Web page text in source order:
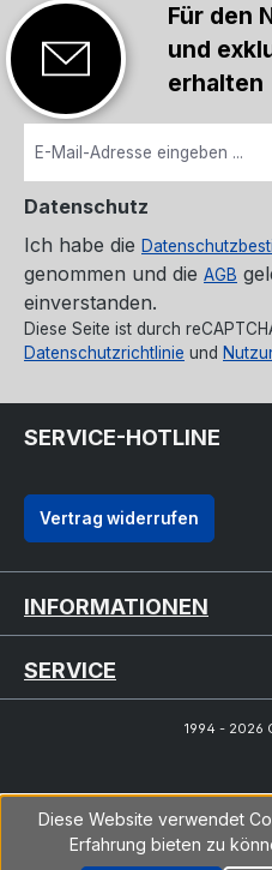
Für den
und
erhalten
Datenschutz
Ich habe die
genommen und die AGB
einverstanden.
Diese Seite ist durch
Datenschutzrichtlinie und
SERVICE-HOTLINE
Vertrag widerrufen
INFORMATIONEN
SERVICE
1994 - 2026
Diese Website verwendet
Erfahrung bieten zu